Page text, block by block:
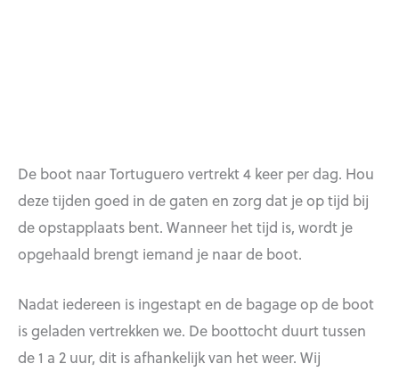
De boot naar Tortuguero vertrekt 4 keer per dag. Hou
deze tijden goed in de gaten en zorg dat je op tijd bij
de opstapplaats bent. Wanneer het tijd is, wordt je
opgehaald brengt iemand je naar de boot.
Nadat iedereen is ingestapt en de bagage op de boot
is geladen vertrekken we. De boottocht duurt tussen
de 1 a 2 uur, dit is afhankelijk van het weer. Wij